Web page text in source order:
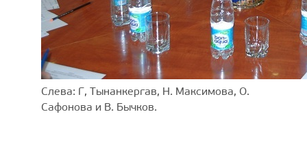
Слева: Г, Тынанкергав, Н. Максимова, О.
Сафонова и В. Бычков.